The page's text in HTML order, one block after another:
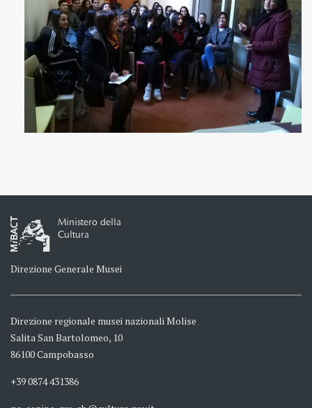
Ministero della
Cultura
Direzione Generale Musei
Direzione regionale musei nazionali Molise
Salita San Bartolomeo, 10
86100 Campobasso
+39 0874 431386